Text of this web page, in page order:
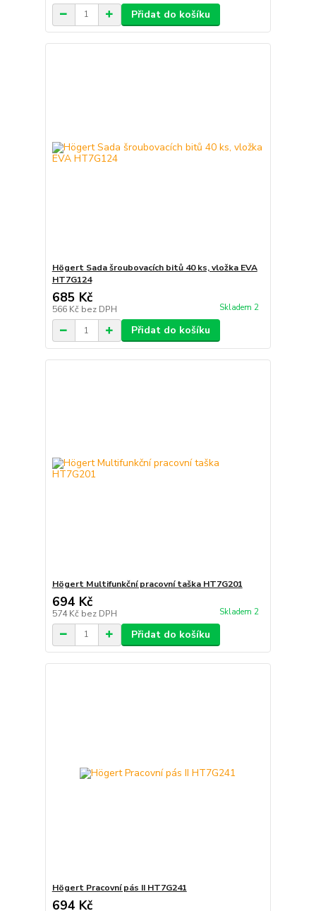
Přidat do košíku
Högert Sada šroubovacích bitů 40 ks, vložka EVA
HT7G124
685 Kč
566 Kč bez DPH Skladem 2
Přidat do košíku
Högert Multifunkční pracovní taška HT7G201
694 Kč
574 Kč bez DPH Skladem 2
Přidat do košíku
Högert Pracovní pás II HT7G241
694 Kč